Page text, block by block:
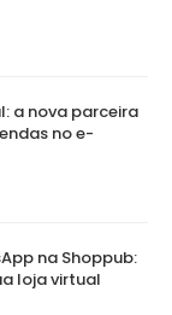
a nova parceira
no e-
na Shoppub:
loja virtual